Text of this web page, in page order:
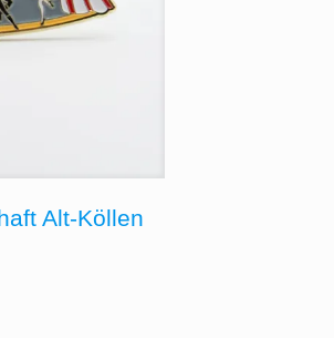
Alt-Köllen